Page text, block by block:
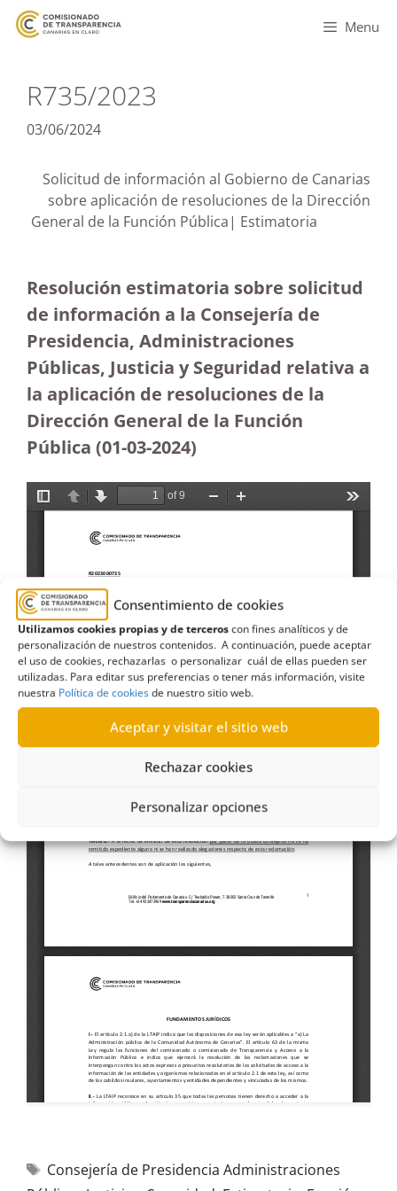
Consentimiento de cookies
Utilizamos cookies propias y de terceroscon fines analíticos y de
personalización de nuestros contenidos. A continuación, puede aceptar
el uso de cookies, rechazarlas o personalizar cuál de ellas pueden ser
utilizadas. Para editar sus preferencias o tener más información, visite
nuestra Política de cookiesde nuestro sitio web.
Aceptar y visitar el sitio web
Rechazar cookies
Personalizar opciones
Menu
R735/2023
03/06/2024
Solicitud de información al Gobierno de Canarias
sobre aplicación de resoluciones de la Dirección
General de la Función Pública| Estimatoria
Resolución estimatoria sobre solicitud
de información a la Consejería de
Presidencia, Administraciones
Públicas, Justicia y Seguridad relativa a
la aplicación de resoluciones de la
Dirección General de la Función
Pública (01-03-2024)
Consejería de Presidencia Administraciones